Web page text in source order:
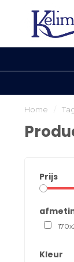
Home
Prijs
Kleur